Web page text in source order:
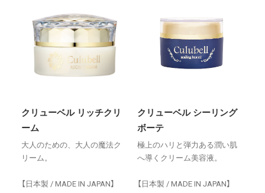
クリューベル リッチクリ
ーム
大人のための、大人の魔法ク
リーム。
【日本製 / MADE IN JAPAN】
クリューベル シーリング
ボーテ
極上のハリと弾力ある潤い肌
へ導くクリーム美容液。
【日本製 / MADE IN JAPAN】